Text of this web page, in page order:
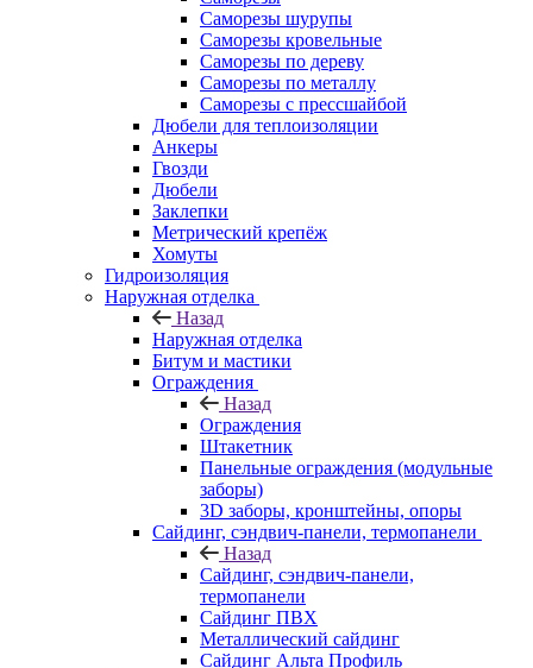
Саморезы шурупы
Саморезы кровельные
Саморезы по дереву
Саморезы по металлу
Саморезы с прессшайбой
Дюбели для теплоизоляции
Анкеры
Гвозди
Дюбели
Заклепки
Метрический крепёж
Хомуты
Гидроизоляция
Наружная отделка
Назад
Наружная отделка
Битум и мастики
Ограждения
Назад
Ограждения
Штакетник
Панельные ограждения (модульные
заборы)
3D заборы, кронштейны, опоры
Cайдинг, сэндвич-панели, термопанели
Назад
Cайдинг, сэндвич-панели,
термопанели
Сайдинг ПВХ
Металлический сайдинг
Сайдинг Альта Профиль